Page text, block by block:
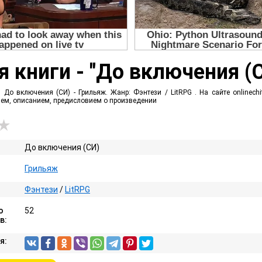
книги - "До включения
До включения (СИ) - Грильяж. Жанр: Фэнтези / LitRPG . На сайте
описанием, предисловием о произведении
До включения (СИ)
Грильяж
Фэнтези / LitRPG
52